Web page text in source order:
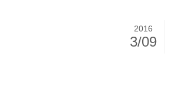
2016
3/09